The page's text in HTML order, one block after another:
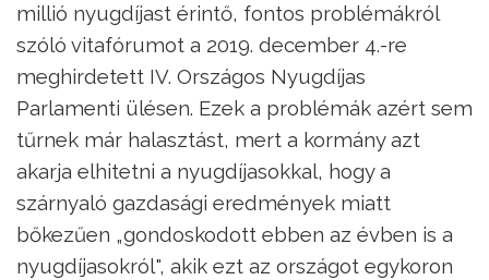
millió nyugdíjast érintő, fontos problémákról
szóló vitafórumot a 2019. december 4.-re
meghirdetett IV. Országos Nyugdíjas
Parlamenti ülésen. Ezek a problémák azért sem
tűrnek már halasztást, mert a kormány azt
akarja elhitetni a nyugdíjasokkal, hogy a
szárnyaló gazdasági eredmények miatt
bőkezűen „gondoskodott ebben az évben is a
nyugdíjasokról", akik ezt az országot egykoron